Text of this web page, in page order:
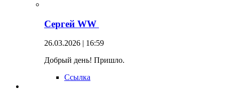
Сергей WW
26.03.2026 | 16:59
Добрый день! Пришло.
Ссылка